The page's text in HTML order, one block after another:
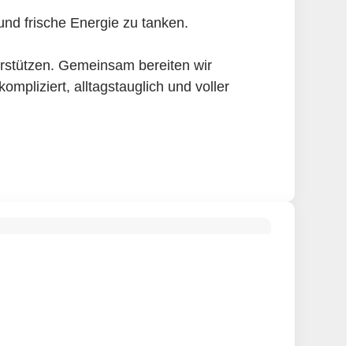
frische Energie zu tanken.
Gemeinsam bereiten wir
alltagstauglich und voller